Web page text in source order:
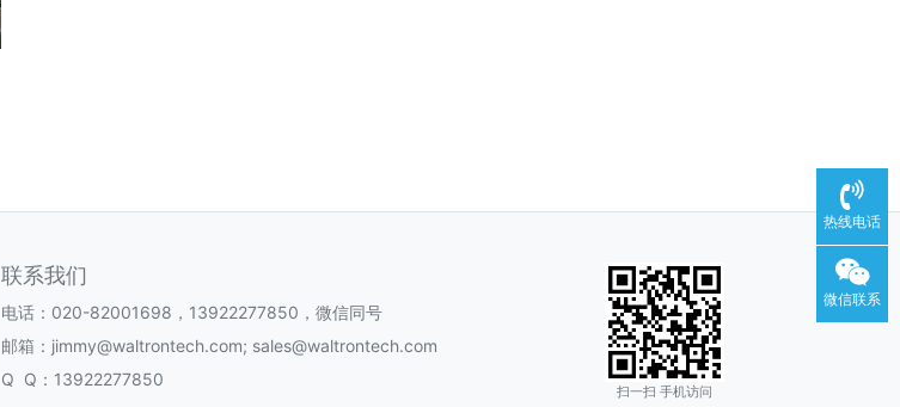
联系我们
电话：020-82001698，13922277850，微信同号
邮箱：jimmy@waltrontech.com; sales@waltrontech.com
Q Q：13922277850
扫一扫 手机访问
热线电话
微信联系